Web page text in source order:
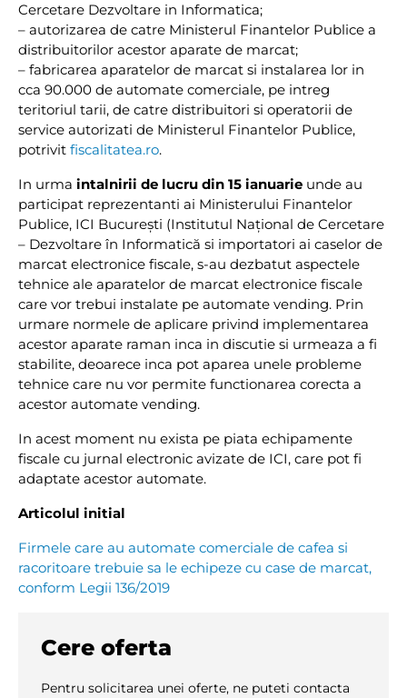
Cercetare Dezvoltare in Informatica;
– autorizarea de catre Ministerul Finantelor Publice a
distribuitorilor acestor aparate de marcat;
– fabricarea aparatelor de marcat si instalarea lor in
cca 90.000 de automate comerciale, pe intreg
teritoriul tarii, de catre distribuitori si operatorii de
service autorizati de Ministerul Finantelor Publice,
potrivit fiscalitatea.ro.
In urma intalnirii de lucru din 15 ianuarie unde au
participat reprezentanti ai Ministerului Finantelor
Publice, ICI București (Institutul Național de Cercetare
– Dezvoltare în Informatică si importatori ai caselor de
marcat electronice fiscale, s-au dezbatut aspectele
tehnice ale aparatelor de marcat electronice fiscale
care vor trebui instalate pe automate vending. Prin
urmare normele de aplicare privind implementarea
acestor aparate raman inca in discutie si urmeaza a fi
stabilite, deoarece inca pot aparea unele probleme
tehnice care nu vor permite functionarea corecta a
acestor automate vending.
In acest moment nu exista pe piata echipamente
fiscale cu jurnal electronic avizate de ICI, care pot fi
adaptate acestor automate.
Articolul initial
Firmele care au automate comerciale de cafea si
racoritoare trebuie sa le echipeze cu case de marcat,
conform Legii 136/2019
Cere oferta
Pentru solicitarea unei oferte, ne puteti contacta